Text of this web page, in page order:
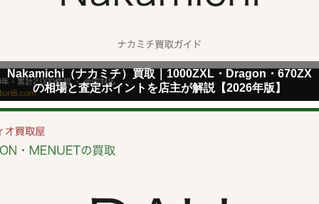
Nakamichi（ナカミチ）買取｜1000ZXL・Dragon・670ZX
の相場と査定ポイントを店主が解説【2026年版】